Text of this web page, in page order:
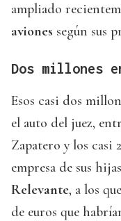
ampliado
aviones según sus
Dos millones
Esos casi dos
el auto del juez,
Zapatero y los casi
empresa de sus
Relevante, a los
de euros que